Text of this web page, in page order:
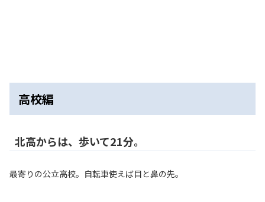
高校編
北高からは、歩いて21分。
最寄りの公立高校。自転車使えば目と鼻の先。